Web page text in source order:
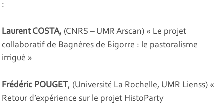
:
Laurent COSTA, (CNRS – UMR Arscan) « Le projet
collaboratif de Bagnères de Bigorre : le pastoralisme
irrigué »
Frédéric POUGET , (Université La Rochelle, UMR Lienss) «
Retour d’expérience sur le projet HistoParty